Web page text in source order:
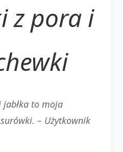
z pora i
jabłka to moja
– Użytkownik